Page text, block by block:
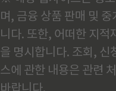
며, 금융 상품 판매 및
니다. 또한, 어떠한 지적
을 명시합니다. 조회, 신
스에 관한 내용은 관련